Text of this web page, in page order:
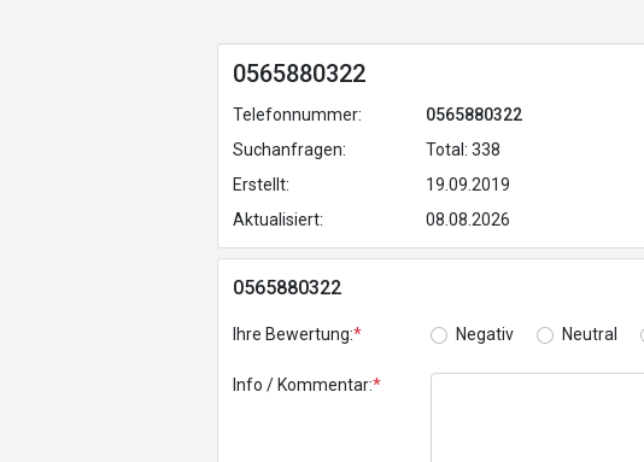
0565880322
Telefonnummer:
0565880322
Suchanfragen:
Total: 338
Erstellt:
19.09.2019
Aktualisiert:
08.08.2026
0565880322
Ihre Bewertung:* Negativ Neutral
Info / Kommentar:*